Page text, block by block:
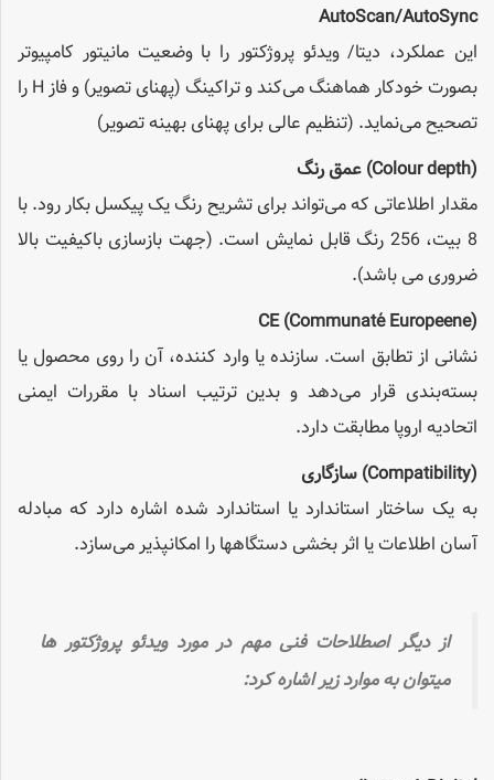
AutoScan/AutoSync
این عملکرد، دیتا/ ویدئو پروژکتور را با وضعیت مانیتور کامپیوتر
بصورت خودکار هماهنگ می‌کند و تراکینگ (پهنای تصویر) و فاز H را
تصحیح می‌‌نماید. (تنظیم عالی برای پهنای بهینه تصویر)
(Colour depth)
عمق رنگ
مقدار اطلاعاتی که می‌تواند برای تشریح رنگ یک پیکسل بکار رود. با
8 بیت، 256 رنگ قابل نمایش است. (جهت بازسازی باکیفیت بالا
ضروری می باشد).
(Communaté Europeene) CE
نشانی از تطابق است. سازنده یا وارد کننده، آن را روی محصول یا
بسته‌بندی قرار می‌دهد و بدین ترتیب اسناد با مقررات ایمنی
اتحادیه اروپا مطابقت دارد.
(Compatibility)
سازگاری
به یک ساختار استاندارد یا استاندارد شده اشاره دارد که مبادله
آسان اطلاعات یا اثر بخشی دستگاهها را امکانپذیر می‌سازد.
از دیگر اصطلاحات فنی مهم در مورد ویدئو پروژکتور ها
میتوان به موارد زیر اشاره کرد: